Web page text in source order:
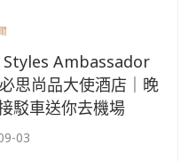
Styles Ambassador
思尚品大使酒店｜晚
駁車送你去機場
03